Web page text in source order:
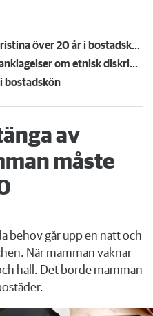
Fatala missen – så förlorade Christina över 20 år i bostadskön
Därför frias privatvärden från anklagelser om etnisk diskriminering
bostadskön
av
måste
behov går upp en natt och
När mamman vaknar
hall. Det borde mamman